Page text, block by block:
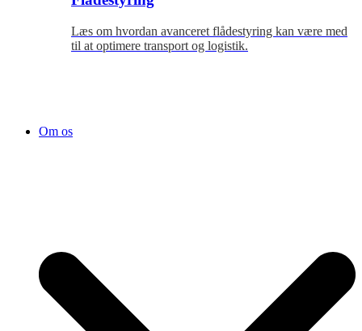
Læs om hvordan avanceret flådestyring kan være med
til at optimere transport og logistik.
Om os